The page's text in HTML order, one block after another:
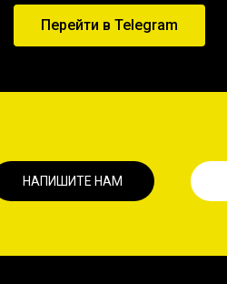
Перейти в Telegram
НАПИШИТЕ НАМ